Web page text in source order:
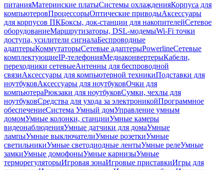
питанияМатеринские платыСистемы охлажденияКорпуса для
компьютеровПроцессорыОптические приводыАксессуары
для корпусов ПКБоксы, док-станции для накопителейСетевое
оборудованиеМаршрутизаторы, DSL-модемыWi-Fi точки
доступа, усилители сигналаБеспроводные
адаптерыКоммутаторыСетевые адаптерыPowerlineСетевые
комплектующиеIP-телефонияМедиаконвертерыКабели,
переходники сетевыеАнтенны для беспроводной
связиАксессуары для компьютерной техникиПодставки для
ноутбуковАксессуары для ноутбуковОчки для
компьютераРюкзаки для ноутбуковСумки, чехлы для
ноутбуковСредства для ухода за электроникойПрограммное
обеспечениеСистема Умный домУправление умным
домомУмные колонки, станцииУмные камеры
видеонаблюденияУмные датчики для домаУмные
лампыУмные выключателиУмные розеткиУмные
светильникиУмные светодиодные лентыУмные релеУмные
замкиУмные домофоныУмные карнизыУмные
терморегуляторыИгровая зонаИгровые приставкиИгры для